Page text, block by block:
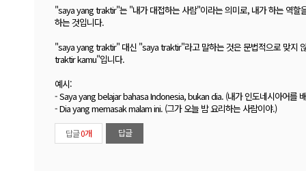
"saya yang traktir"는 "내가 대접하는 사람"이라는 의미로, 내가 하는 역
하는 것입니다.
"saya yang traktir" 대신 "saya traktir"라고 말하는 것은 문법적으로 맞지
traktir kamu"입니다.
예시:
- Saya yang belajar bahasa Indonesia, bukan dia. (내가 인도네시아어를
- Dia yang memasak malam ini. (그가 오늘 밤 요리하는 사람이야.)
답글0개 답글